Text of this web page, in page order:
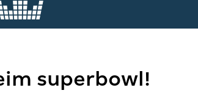
superbowl!